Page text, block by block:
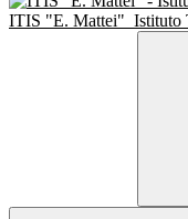
ITIS "E. Mattei" Istituto